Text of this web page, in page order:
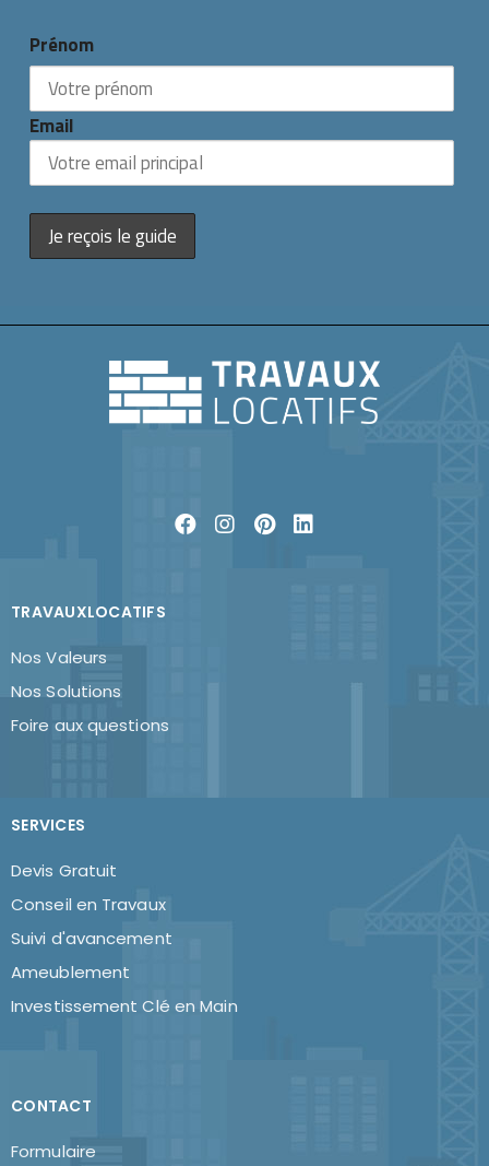
Prénom
Email
TRAVAUXLOCATIFS
Nos Valeurs
Nos Solutions
Foire aux questions
SERVICES
Devis Gratuit
Conseil en Travaux
Suivi d'avancement
Ameublement
Investissement Clé en Main
CONTACT
Formulaire